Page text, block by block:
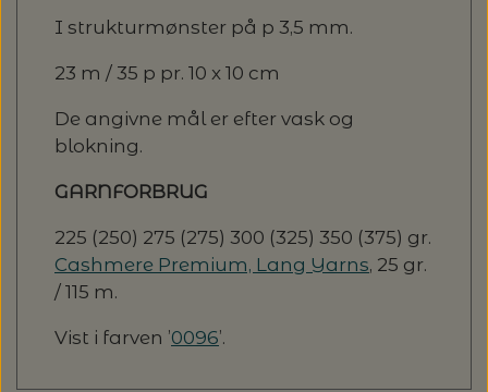
I strukturmønster på p 3,5 mm.
23 m / 35 p pr. 10 x 10 cm
De angivne mål er efter vask og
blokning.
GARNFORBRUG
225 (250) 275 (275) 300 (325) 350 (375) gr.
Cashmere Premium, Lang Yarns, 25 gr.
/ 115 m.
Vist i farven ’0096’.